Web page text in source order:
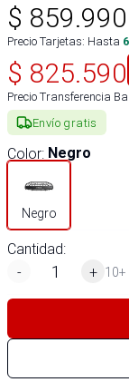
$ 859.990
Precio Tarjetas: Hasta 6
$ 825.590
Precio Transferencia
Envío gratis
Color: Negro
Negro
Cantidad:
-
+